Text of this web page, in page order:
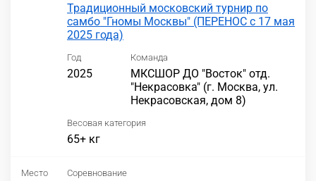
Традиционный московский турнир по
самбо "Гномы Москвы" (ПЕРЕНОС с 17 мая
2025 года)
Год
2025
Команда
МКСШОР ДО "Восток" отд.
"Некрасовка" (г. Москва, ул.
Некрасовская, дом 8)
Весовая категория
65+ кг
Место Соревнование